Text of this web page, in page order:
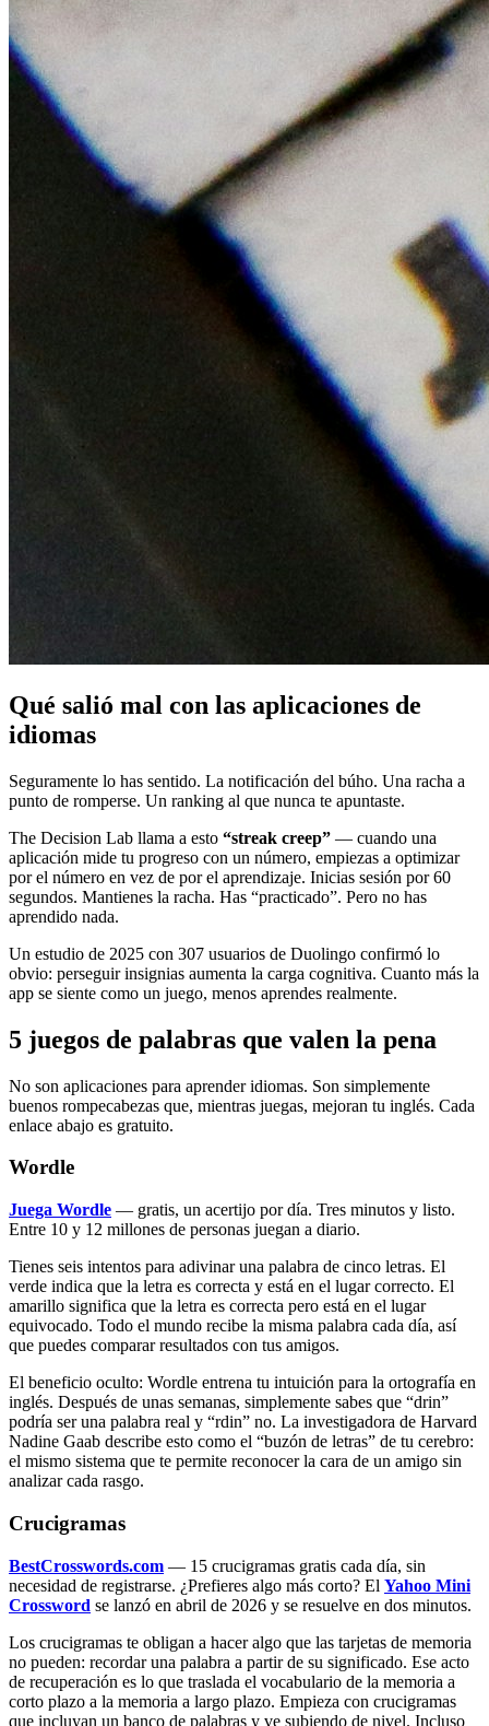
Qué salió mal con las aplicaciones de
idiomas
Seguramente lo has sentido. La notificación del búho. Una racha a
punto de romperse. Un ranking al que nunca te apuntaste.
The Decision Lab llama a esto “streak creep” — cuando una
aplicación mide tu progreso con un número, empiezas a optimizar
por el número en vez de por el aprendizaje. Inicias sesión por 60
segundos. Mantienes la racha. Has “practicado”. Pero no has
aprendido nada.
Un estudio de 2025 con 307 usuarios de Duolingo confirmó lo
obvio: perseguir insignias aumenta la carga cognitiva. Cuanto más la
app se siente como un juego, menos aprendes realmente.
5 juegos de palabras que valen la pena
No son aplicaciones para aprender idiomas. Son simplemente
buenos rompecabezas que, mientras juegas, mejoran tu inglés. Cada
enlace abajo es gratuito.
Wordle
Juega Wordle — gratis, un acertijo por día. Tres minutos y listo.
Entre 10 y 12 millones de personas juegan a diario.
Tienes seis intentos para adivinar una palabra de cinco letras. El
verde indica que la letra es correcta y está en el lugar correcto. El
amarillo significa que la letra es correcta pero está en el lugar
equivocado. Todo el mundo recibe la misma palabra cada día, así
que puedes comparar resultados con tus amigos.
El beneficio oculto: Wordle entrena tu intuición para la ortografía en
inglés. Después de unas semanas, simplemente sabes que “drin”
podría ser una palabra real y “rdin” no. La investigadora de Harvard
Nadine Gaab describe esto como el “buzón de letras” de tu cerebro:
el mismo sistema que te permite reconocer la cara de un amigo sin
analizar cada rasgo.
Crucigramas
BestCrosswords.com — 15 crucigramas gratis cada día, sin
necesidad de registrarse. ¿Prefieres algo más corto? El Yahoo Mini
Crossword se lanzó en abril de 2026 y se resuelve en dos minutos.
Los crucigramas te obligan a hacer algo que las tarjetas de memoria
no pueden: recordar una palabra a partir de su significado. Ese acto
de recuperación es lo que traslada el vocabulario de la memoria a
corto plazo a la memoria a largo plazo. Empieza con crucigramas
que incluyan un banco de palabras y ve subiendo de nivel. Incluso